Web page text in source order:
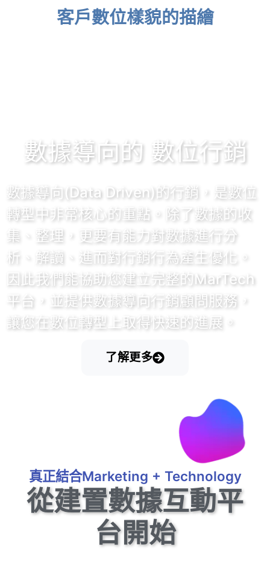
客戶數位樣貌的描繪
數據導向的 數位行銷
數據導向(Data Driven)的行銷，是數位
轉型中非常核心的重點。除了數據的收
集、整理，更要有能力對數據進行分
析、解讀、進而對行銷行為產生優化。
因此我們能協助您建立完整的MarTech
平台，並提供數據導向行銷顧問服務，
讓您在數位轉型上取得快速的進展。
了解更多
真正結合Marketing + Technology
從建置數據互動平
台開始